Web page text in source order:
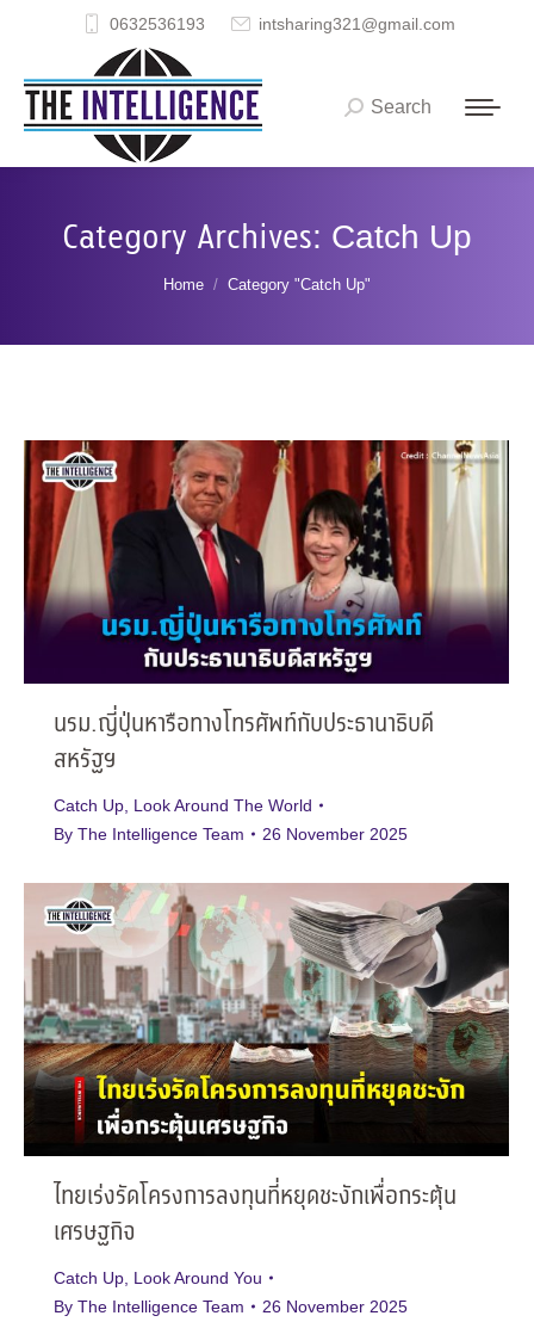
0632536193 intsharing321@gmail.com
Search:
Search
Category Archives: Catch Up
You are here:
Home Category "Catch Up"
นรม.ญี่ปุ่นหารือทางโทรศัพท์กับประธานาธิบดี
สหรัฐฯ
Catch Up Look Around The World
By The Intelligence Team 26 November 2025
ไทยเร่งรัดโครงการลงทุนที่หยุดชะงักเพื่อกระตุ้น
เศรษฐกิจ
Catch Up Look Around You
By The Intelligence Team 26 November 2025